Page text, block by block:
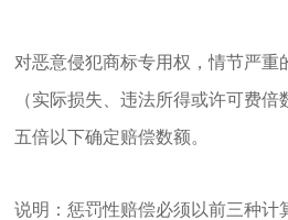
对恶意侵犯商标专用权，情节严重
（实际损失、违法所得或许可费
五倍以下确定赔偿数额。
说明：惩罚性赔偿必须以前三种计